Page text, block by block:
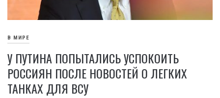
В МИРЕ
У ПУТИНА ПОПЫТАЛИСЬ УСПОКОИТЬ
РОССИЯН ПОСЛЕ НОВОСТЕЙ О ЛЕГКИХ
ТАНКАХ ДЛЯ ВСУ